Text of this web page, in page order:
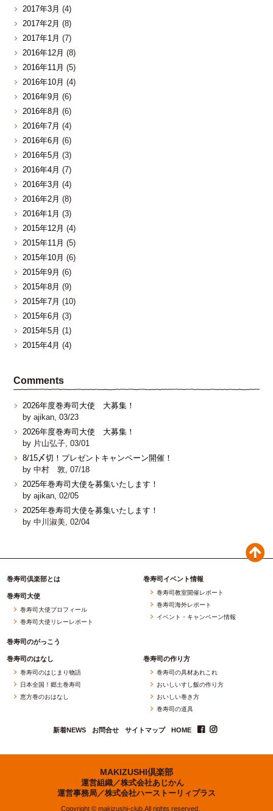
2017年3月 (4)
2017年2月 (8)
2017年1月 (7)
2016年12月 (8)
2016年11月 (5)
2016年10月 (4)
2016年9月 (6)
2016年8月 (6)
2016年7月 (4)
2016年6月 (6)
2016年5月 (3)
2016年4月 (7)
2016年3月 (4)
2016年2月 (8)
2016年1月 (3)
2015年12月 (4)
2015年11月 (5)
2015年10月 (6)
2015年9月 (6)
2015年8月 (9)
2015年7月 (10)
2015年6月 (3)
2015年5月 (1)
2015年4月 (4)
Comments
2026年度巻寿司大使 大募集！
by ajikan, 03/23
2026年度巻寿司大使 大募集！
by 片山弘子, 03/01
8/15〆切！プレゼントキャンペーン開催！
by 中村 敦, 07/18
2025年巻寿司大使を募集いたします！
by ajikan, 02/05
2025年巻寿司大使を募集いたします！
by 中川淑美, 02/04
巻寿司倶楽部とは
巻寿司大使
巻寿司大使プロフィール
巻寿司大使リレーレポート
巻寿司のがっこう
巻寿司イベント情報
巻寿司教室開催レポート
巻寿司海外レポート
イベント・キャンペーン情報
巻寿司のはなし
巻寿司のはじまり物語
日本全国！郷土巻寿司
恵方巻のおはなし
巻寿司の作り方
巻寿司の具材あれこれ
おいしいすし飯の作り方
おいしい巻き方
巻寿司の道具
新着NEWS お問合せ サイトマップ HOME
MAKIZUSHI倶楽部
運営組織／株式会社あじかん
運営事務局／株式会社ハーストーリィプラス
Copyright © makizushi-club.All rights reserved.